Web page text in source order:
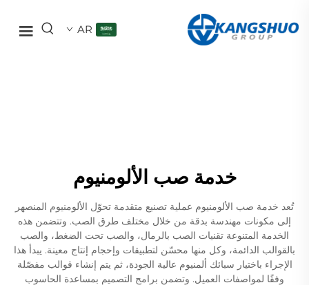
AR
خدمة صب الألومنيوم
تُعد خدمة صب الألومنيوم عملية تصنيع متقدمة تحوّل الألومنيوم المنصهر
إلى مكونات مهندسة بدقة من خلال مختلف طرق الصب. وتتضمن هذه
الخدمة المتنوعة تقنيات الصب بالرمال، والصب تحت الضغط، والصب
بالقوالب الدائمة، وكل منها محسّن لتطبيقات وإحجام إنتاج معينة. يبدأ هذا
الإجراء باختيار سبائك ألمنيوم عالية الجودة، ثم يتم إنشاء قوالب مفصّلة
وفقًا لمواصفات العميل. وتضمن برامج التصميم بمساعدة الحاسوب